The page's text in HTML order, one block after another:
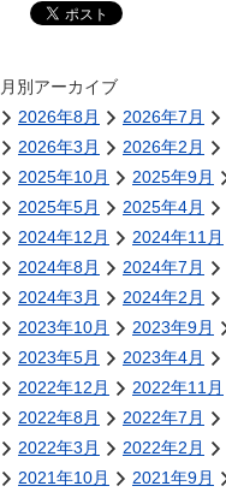
月別アーカイブ
2026年8月
2026年7月
2026年3月
2026年2月
2025年10月
2025年9月
2025年5月
2025年4月
2024年12月
2024年11月
2024年8月
2024年7月
2024年3月
2024年2月
2023年10月
2023年9月
2023年5月
2023年4月
2022年12月
2022年11月
2022年8月
2022年7月
2022年3月
2022年2月
2021年10月
2021年9月